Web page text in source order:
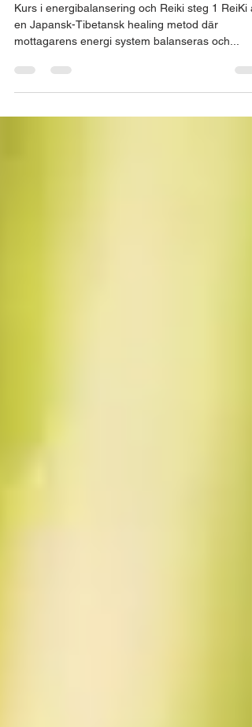
harmoni i livet 23/9
Kurs i energibalansering och Reiki steg 1 ReiKi
mottagarens energi system balanseras och...